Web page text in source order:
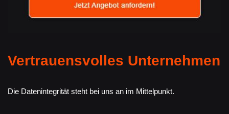
Vertrauensvolles Unternehmen
Die Datenintegrität steht bei uns an im Mittelpunkt.